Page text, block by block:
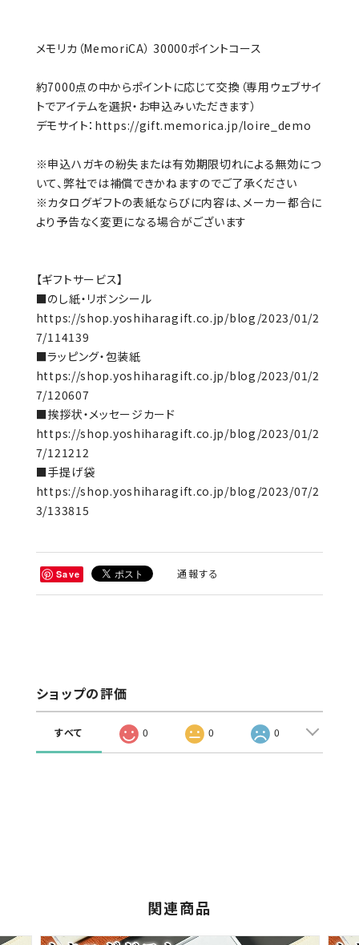
メモリカ（MemoriCA） 30000ポイントコース
約7000点の中からポイントに応じて交換（専用ウェブサイ
トでアイテムを選択・お申込みいただきます）
デモサイト： https://gift.memorica.jp/loire_demo
※申込ハガキの紛失または有効期限切れによる無効につ
いて、弊社では補償できかねますのでご了承ください
※カタログギフトの表紙ならびに内容は、メーカー都合に
より予告なく変更になる場合がございます
【ギフトサービス】
■のし紙・リボンシール
https://shop.yoshiharagift.co.jp/blog/2023/01/2
7/114139
■ラッピング・包装紙
https://shop.yoshiharagift.co.jp/blog/2023/01/2
7/120607
■挨拶状・メッセージカード
https://shop.yoshiharagift.co.jp/blog/2023/01/2
7/121212
■手提げ袋
https://shop.yoshiharagift.co.jp/blog/2023/07/2
3/133815
Save 通報する
ショップの評価
すべて 0 0 0
関連商品